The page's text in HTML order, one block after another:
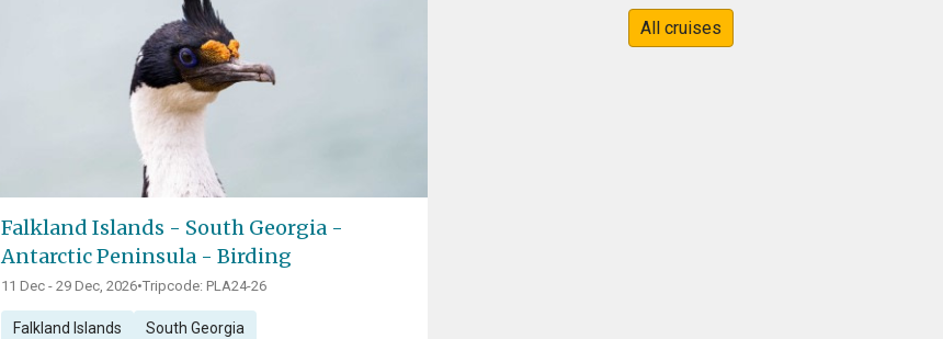
Falkland Islands - South Georgia -
Antarctic Peninsula - Birding
11 Dec - 29 Dec, 2026•Tripcode: PLA24-26
Falkland Islands South Georgia
All cruises